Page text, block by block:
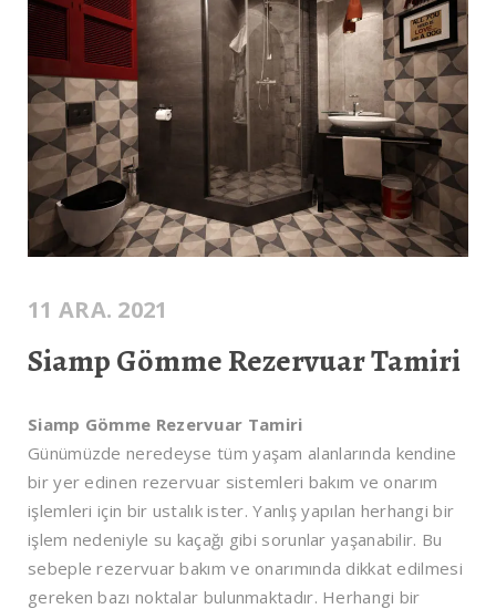
11 ARA. 2021
Siamp Gömme Rezervuar Tamiri
Siamp Gömme Rezervuar Tamiri
Günümüzde neredeyse tüm yaşam alanlarında kendine
bir yer edinen rezervuar sistemleri bakım ve onarım
işlemleri için bir ustalık ister. Yanlış yapılan herhangi bir
işlem nedeniyle su kaçağı gibi sorunlar yaşanabilir. Bu
sebeple rezervuar bakım ve onarımında dikkat edilmesi
gereken bazı noktalar bulunmaktadır. Herhangi bir